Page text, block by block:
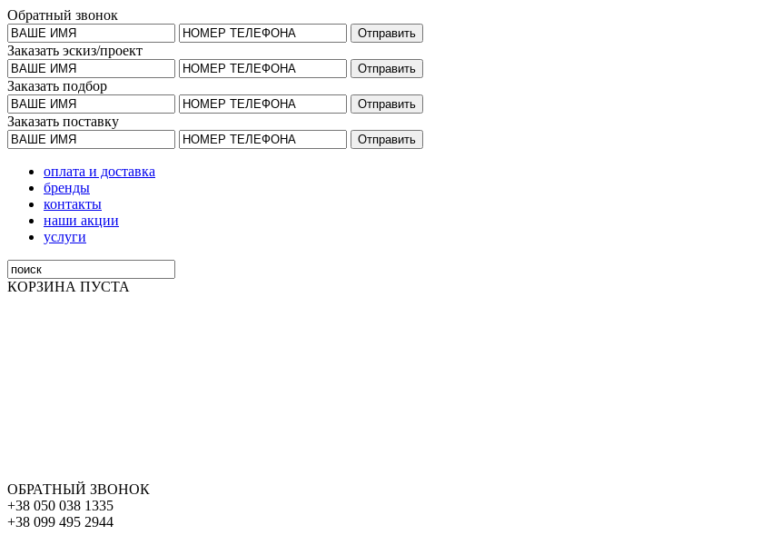
Обратный звонок
Заказать эскиз/проект
Заказать подбор
Заказать поставку
оплата и доставка
бренды
контакты
наши акции
услуги
КОРЗИНА ПУСТА
ОБРАТНЫЙ ЗВОНОК
+38 050 038 1335
+38 099 495 2944